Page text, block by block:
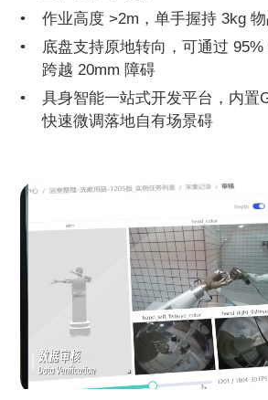
作业高度 >2m，单手握持 3kg
底盘支持原地转向，可通过
跨越 20mm 障碍
具身智能一站式开发平台，内置
快速微调落地自有场景碍